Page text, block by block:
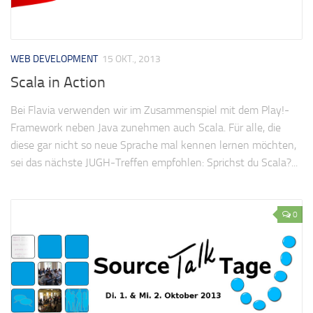
WEB DEVELOPMENT 15 OKT., 2013
Scala in Action
Bei Flavia verwenden wir im Zusammenspiel mit dem Play!-
Framework neben Java zunehmen auch Scala. Für alle, die
diese gar nicht so neue Sprache mal kennen lernen möchten,
sei das nächste JUGH-Treffen empfohlen: Sprichst du Scala?...
0